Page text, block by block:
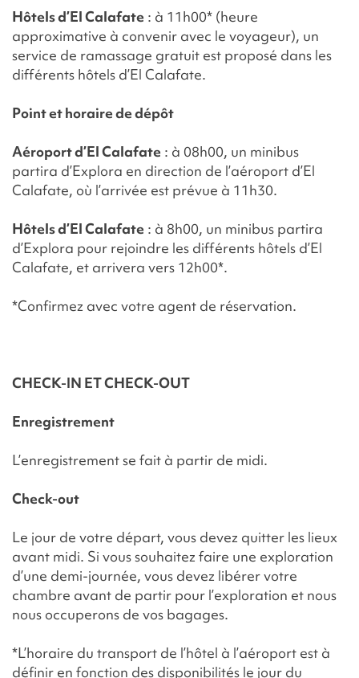
Hôtels d’El Calafate : à 11h00* (heure
approximative à convenir avec le voyageur), un
service de ramassage gratuit est proposé dans les
différents hôtels d’El Calafate.
Point et horaire de dépôt
Aéroport d’El Calafate : à 08h00, un minibus
partira d’Explora en direction de l’aéroport d’El
Calafate, où l’arrivée est prévue à 11h30.
Hôtels d’El Calafate : à 8h00, un minibus partira
d’Explora pour rejoindre les différents hôtels d’El
Calafate, et arrivera vers 12h00*.
*Confirmez avec votre agent de réservation.
CHECK-IN ET CHECK-OUT
Enregistrement
L’enregistrement se fait à partir de midi.
Check-out
Le jour de votre départ, vous devez quitter les lieux
avant midi. Si vous souhaitez faire une exploration
d’une demi-journée, vous devez libérer votre
chambre avant de partir pour l’exploration et nous
nous occuperons de vos bagages.
*L’horaire du transport de l’hôtel à l’aéroport est à
définir en fonction des disponibilités le jour du